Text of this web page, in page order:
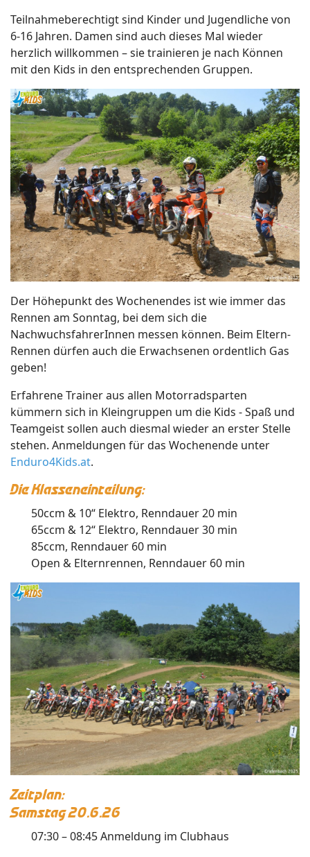
Teilnahmeberechtigt sind Kinder und Jugendliche von
6-16 Jahren. Damen sind auch dieses Mal wieder
herzlich willkommen – sie trainieren je nach Können
mit den Kids in den entsprechenden Gruppen.
Der Höhepunkt des Wochenendes ist wie immer das
Rennen am Sonntag, bei dem sich die
NachwuchsfahrerInnen messen können. Beim Eltern-
Rennen dürfen auch die Erwachsenen ordentlich Gas
geben!
Erfahrene Trainer aus allen Motorradsparten
kümmern sich in Kleingruppen um die Kids - Spaß und
Teamgeist sollen auch diesmal wieder an erster Stelle
stehen. Anmeldungen für das Wochenende unter
Enduro4Kids.at.
Die Klasseneinteilung:
50ccm & 10“ Elektro, Renndauer 20 min
65ccm & 12“ Elektro, Renndauer 30 min
85ccm, Renndauer 60 min
Open & Elternrennen, Renndauer 60 min
Zeitplan:
Samstag 20.6.26
07:30 – 08:45 Anmeldung im Clubhaus